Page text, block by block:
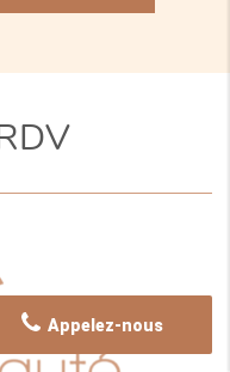
Appelez-nous